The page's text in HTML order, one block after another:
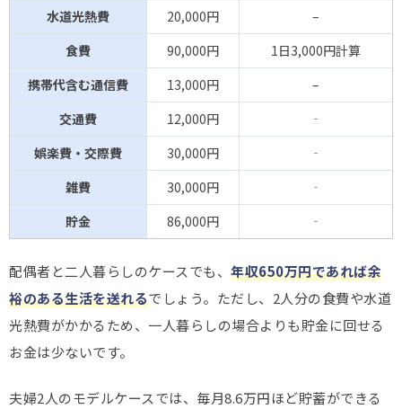
水道光熱費
20,000円
–
食費
90,000円
1日3,000円計算
携帯代含む通信費
13,000円
–
交通費
12,000円
‐
娯楽費・交際費
30,000円
‐
雑費
30,000円
‐
貯金
86,000円 ‐
配偶者と二人暮らしのケースでも、 年収650万円であれば余
裕のある生活を送れるでしょう。ただし、2人分の食費や水道
光熱費がかかるため、一人暮らしの場合よりも貯金に回せる
お金は少ないです。
夫婦2人のモデルケースでは、毎月8.6万円ほど貯蓄ができる